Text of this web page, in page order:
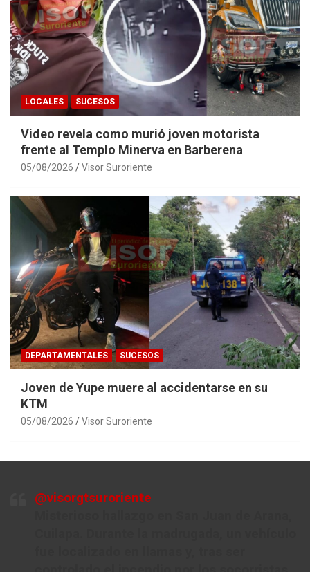
LOCALES SUCESOS
Video revela como murió joven motorista
frente al Templo Minerva en Barberena
05/08/2026 Visor Suroriente
DEPARTAMENTALES SUCESOS
Joven de Yupe muere al accidentarse en su
KTM
05/08/2026 Visor Suroriente
@visorgtsuroriente